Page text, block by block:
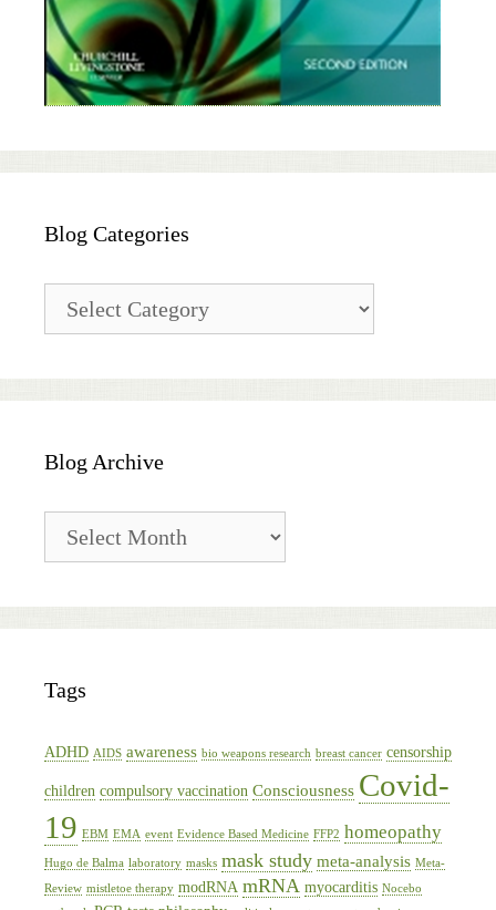
Blog Categories
Categories
Blog Archive
Archive
Tags
ADHD AIDS awareness bio weapons research breast cancer censorship
children compulsory vaccination Consciousness Covid-
19 EBM EMA event Evidence Based Medicine FFP2 homeopathy
Hugo de Balma laboratory masks mask study meta-analysis Meta-
Review mistletoe therapy modRNA mRNA myocarditis Nocebo